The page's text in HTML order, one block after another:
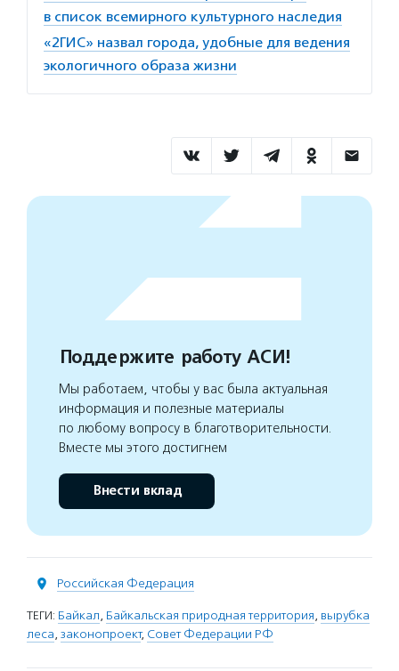
в список всемирного культурного наследия
«2ГИС» назвал города, удобные для ведения
экологичного образа жизни
Поддержите работу АСИ!
Мы работаем, чтобы у вас была актуальная
информация и полезные материалы
по любому вопросу в благотворительности.
Вместе мы этого достигнем
Внести вклад
Российская Федерация
ТЕГИ: Байкал, Байкальская природная территория, вырубка
леса, законопроект, Совет Федерации РФ